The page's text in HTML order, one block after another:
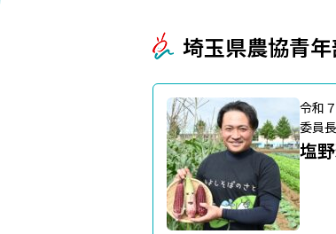
埼玉県農協青
令和
委員長
塩